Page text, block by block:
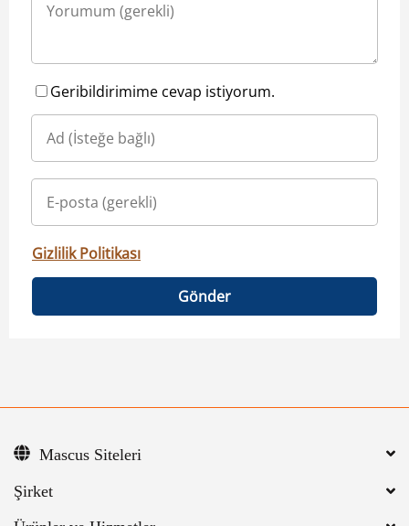
Geribildirimime cevap istiyorum.
Gizlilik Politikası
Gönder
Şirket
Mascus Siteleri